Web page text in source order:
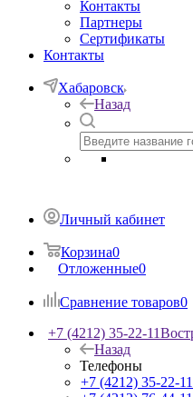
Контакты
Партнеры
Сертификаты
Контакты
Хабаровск
Назад
Личный кабинет
Корзина0
Отложенные0
Сравнение товаров0
+7 (4212) 35-22-11
Назад
Телефоны
+7 (4212) 35-22-11